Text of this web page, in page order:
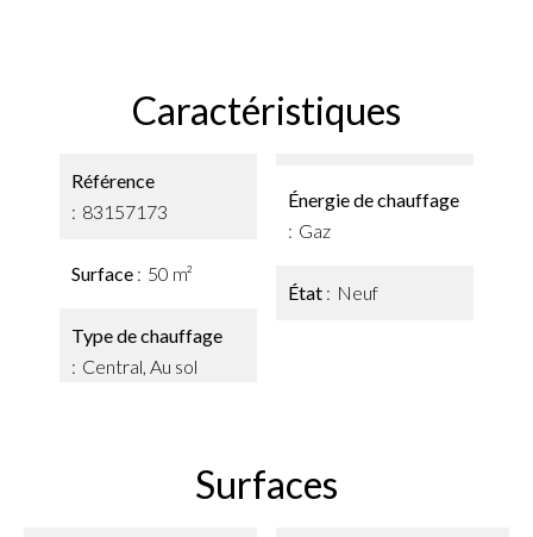
Caractéristiques
Référence
83157173
Surface 50 m²
Type de chauffage
Central, Au sol
Énergie de chauffage
Gaz
État Neuf
Surfaces